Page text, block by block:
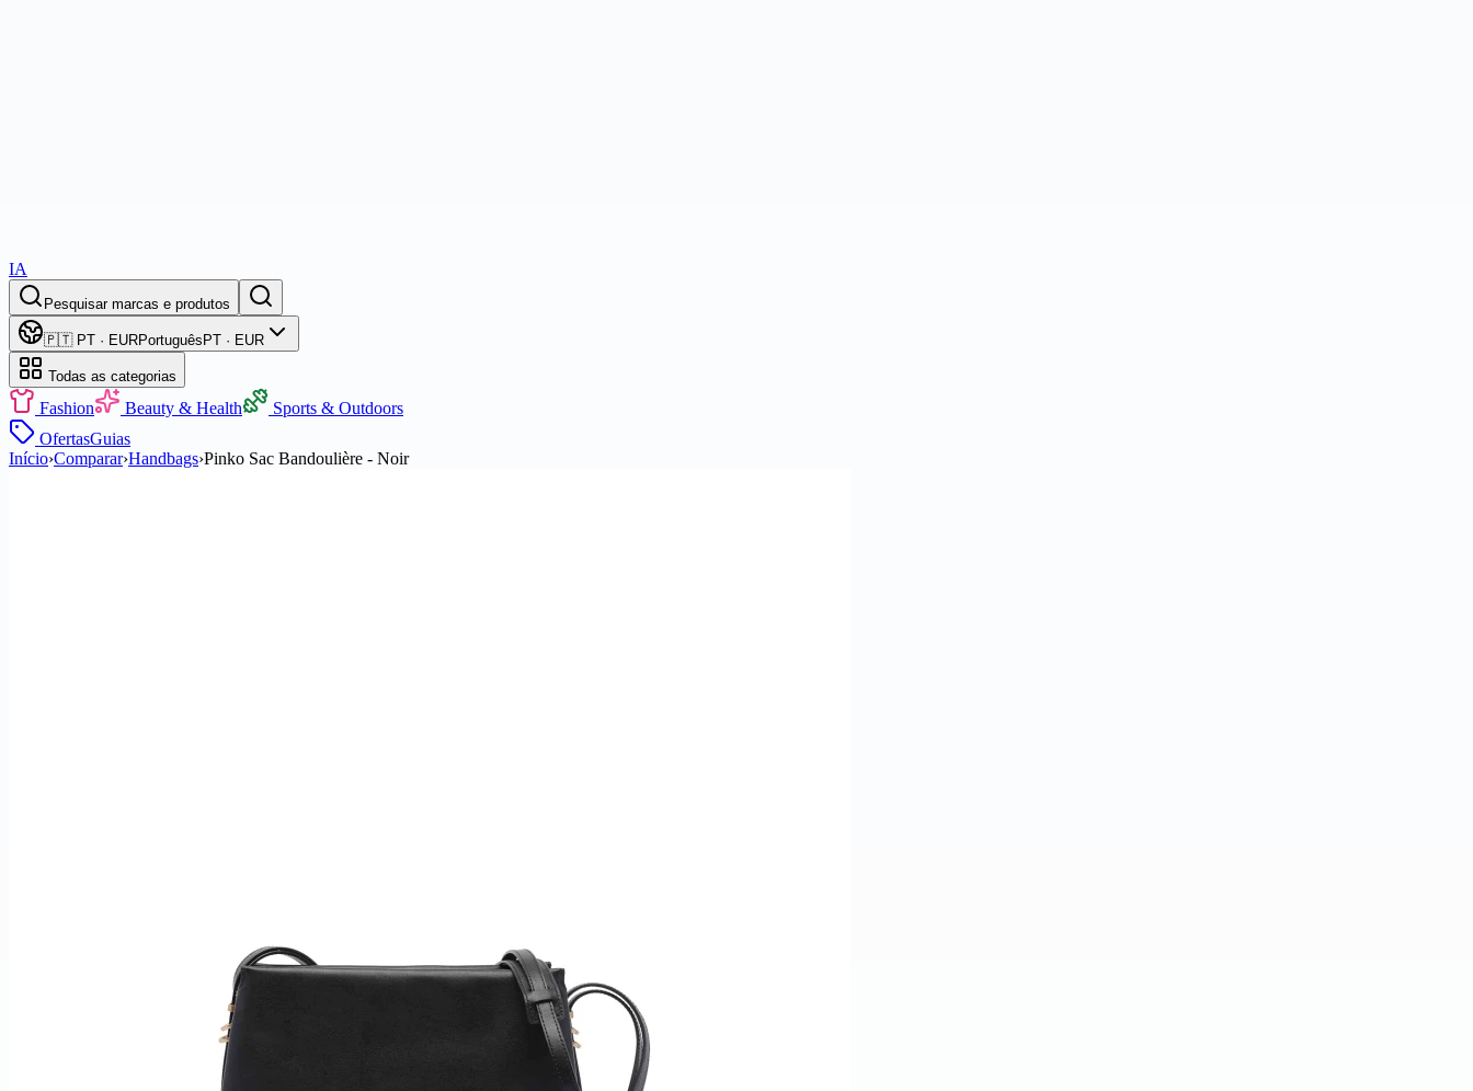
IA
Pesquisar marcas e produtos
🇵🇹 PT · EURPortuguês PT · EUR
Todas as categorias
Fashion Beauty & Health
Sports & Outdoors
OfertasGuias
Início›Comparar›Handbags›Pinko Sac Bandoulière - Noir